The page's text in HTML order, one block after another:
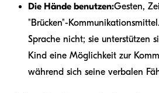
Die Hände benutzen:Gesten,
"Brücken"-
Sprache nicht; sie unterstützen
Kind eine Möglichkeit zur
während sich seine verbalen